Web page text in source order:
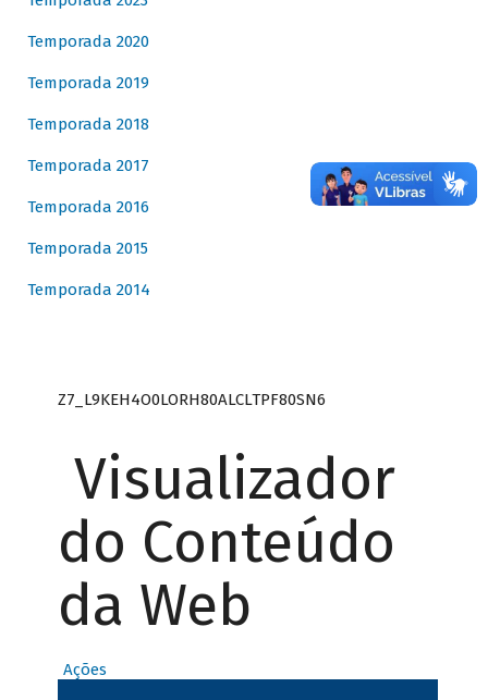
Temporada 2020
Temporada 2019
Temporada 2018
Temporada 2017
Temporada 2016
Temporada 2015
Temporada 2014
Z7_L9KEH4O0LORH80ALCLTPF80SN6
Visualizador
do Conteúdo
da Web
Ações